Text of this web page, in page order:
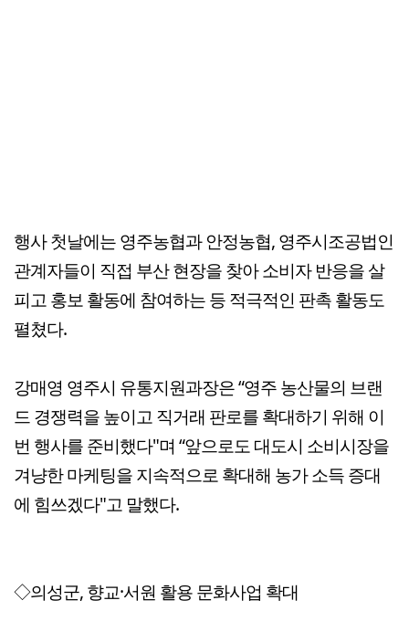
행사 첫날에는 영주농협과 안정농협, 영주시조공법인
관계자들이 직접 부산 현장을 찾아 소비자 반응을 살
피고 홍보 활동에 참여하는 등 적극적인 판촉 활동도
펼쳤다.
강매영 영주시 유통지원과장은 “영주 농산물의 브랜
드 경쟁력을 높이고 직거래 판로를 확대하기 위해 이
번 행사를 준비했다"며 “앞으로도 대도시 소비시장을
겨냥한 마케팅을 지속적으로 확대해 농가 소득 증대
에 힘쓰겠다"고 말했다.
◇의성군, 향교·서원 활용 문화사업 확대